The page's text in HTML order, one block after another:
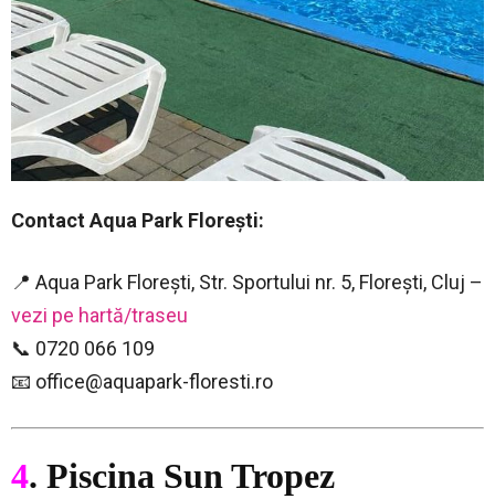
ContactAqua Park Florești:
📍 Aqua Park Florești, Str. Sportului nr. 5, Florești, Cluj –
vezi pe hartă/traseu
📞 0720 066 109
📧 office@aquapark-floresti.ro
4. Piscina Sun Tropez